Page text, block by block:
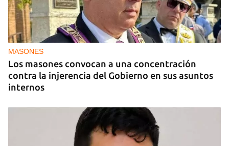
MÚSICA
Un público enamorado de Celia Cruz desafía la
censura en un homenaje en La Habana
MASONES
Los masones convocan a una concentración
contra la injerencia del Gobierno en sus asuntos
internos